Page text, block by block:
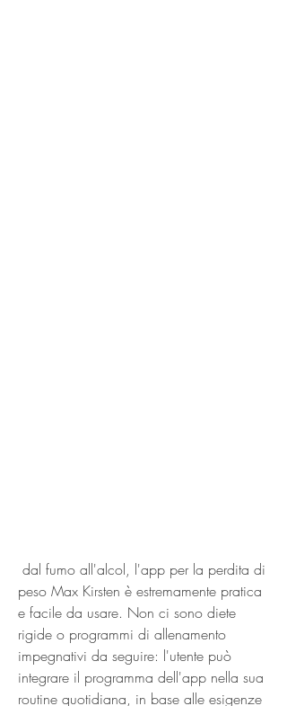
peso Max Kirsten è estremamente pratica
e facile da usare. Non ci sono diete
rigide o programmi di allenamento
impegnativi da seguire: l'utente può
integrare il programma dell'app nella sua
routine quotidiana, in base alle esigenze